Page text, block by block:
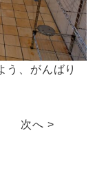
う、がんばり
次へ >